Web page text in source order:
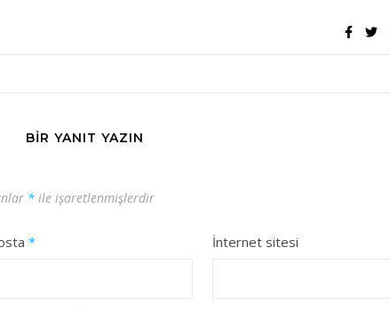
BIR YANIT YAZIN
* ile işaretlenmişlerdir
* İnternet sitesi